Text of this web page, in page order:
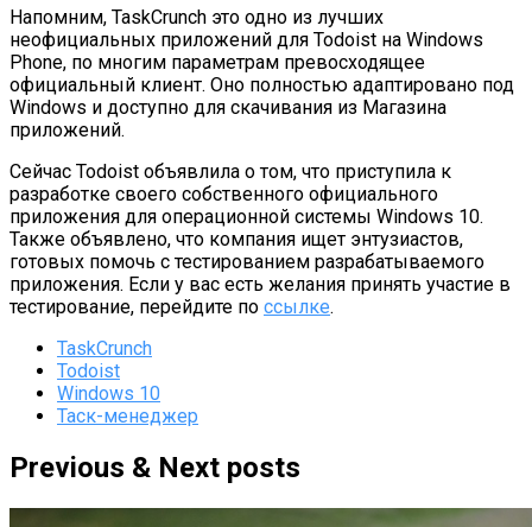
Напомним, TaskCrunch это одно из лучших
неофициальных приложений для Todoist на Windows
Phone, по многим параметрам превосходящее
официальный клиент. Оно полностью адаптировано под
Windows и доступно для скачивания из Магазина
приложений.
Сейчас Todoist объявлила о том, что приступила к
разработке своего собственного официального
приложения для операционной системы Windows 10.
Также объявлено, что компания ищет энтузиастов,
готовых помочь с тестированием разрабатываемого
приложения. Если у вас есть желания принять участие в
тестирование, перейдите по ссылке.
TaskCrunch
Todoist
Windows 10
Таск-менеджер
Previous & Next posts